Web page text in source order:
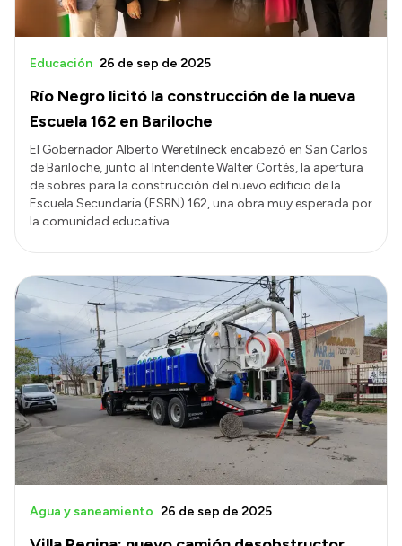
Río Negro licitó la construcción de la nueva
Escuela 162 en Bariloche
Educación 26 de sep de 2025
El Gobernador Alberto Weretilneck encabezó en San Carlos
de Bariloche, junto al Intendente Walter Cortés, la apertura
de sobres para la construcción del nuevo edificio de la
Escuela Secundaria (ESRN) 162, una obra muy esperada por
la comunidad educativa.
Agua y saneamiento 26 de sep de 2025